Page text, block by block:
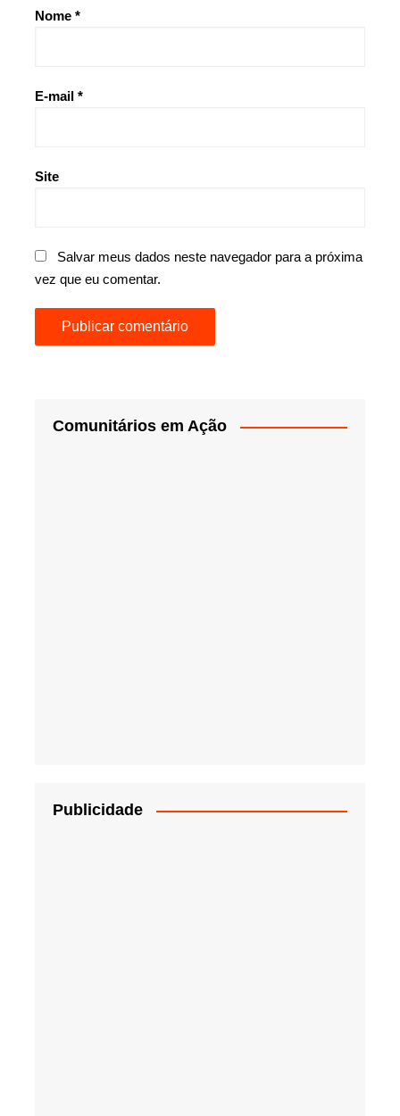
Nome *
E-mail *
Site
Salvar meus dados neste navegador para a próxima
vez que eu comentar.
Comunitários em Ação
Publicidade